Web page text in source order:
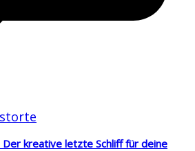
Der kreative letzte Schliff für deine